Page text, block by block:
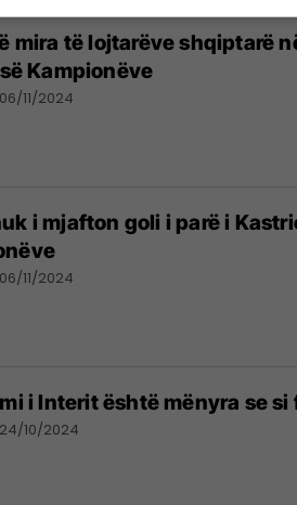
mira të lojtarëve shqiptarë
Kampionëve
06/11/2024
i mjafton goli i parë i
06/11/2024
i Interit është mënyra se
24/10/2024